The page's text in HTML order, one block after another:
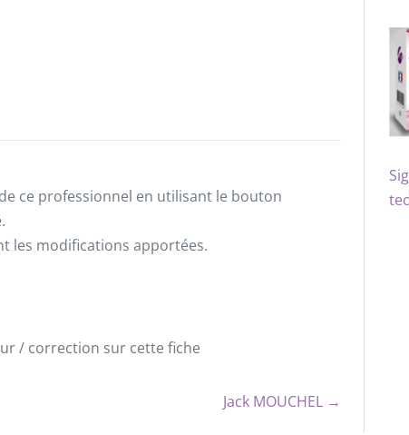
ce professionnel en utilisant le bouton
les modifications apportées.
/ correction sur cette fiche
Jack MOUCHEL →